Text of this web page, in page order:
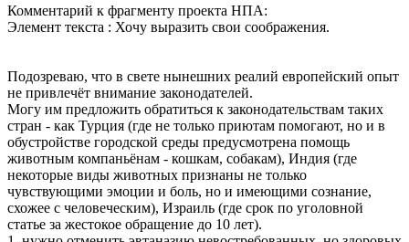
Комментарий к фрагменту проекта НПА:
Элемент текста : Хочу выразить свои соображения.
Подозреваю, что в свете нынешних реалий европейский опыт
не привлечёт внимание законодателей.
Могу им предложить обратиться к законодательствам таких
стран - как Турция (где не только приютам помогают, но и в
обустройстве городской среды предусмотрена помощь
животным компаньёнам - кошкам, собакам), Индия (где
некоторые виды животных признаны не только
чувствующими эмоции и боль, но и имеющими сознание,
схожее с человеческим), Израиль (где срок по уголовной
статье за жестокое обращение до 10 лет).